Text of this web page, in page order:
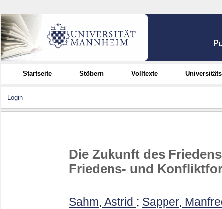
Startseite Stöbern Volltexte
Login
Die Zukunft des
Friedens- und
Sahm, Astrid ; Sapper,